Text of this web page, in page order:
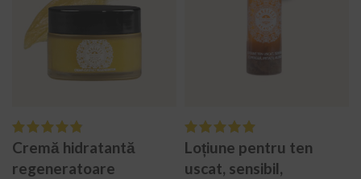
Cremă hidratantă
regeneratoare
Loțiune pentru ten
uscat, sensibil,